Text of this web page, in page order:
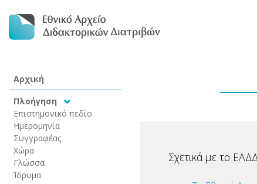
Αρχική
Πλοήγηση
Επιστημονικό πεδίο
Ημερομηνία
Συγγραφέας
Χώρα
Γλώσσα
Ίδρυμα
Σχετικά με το